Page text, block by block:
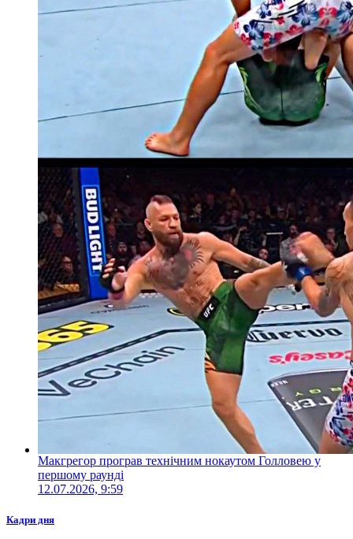
Макгрегор програв технічним нокаутом Голловею у
першому раунді
12.07.2026, 9:59
Кадри дня